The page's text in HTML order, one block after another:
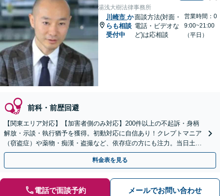
湯浅大樹法律事務所
川崎市 か
らも相談
受付中
面談方法(対面・
電話・ビデオな
ど)は応相談
営業時間：0
9:00~21:00
（平日）
前科・前歴回避
【関東エリア対応】【加害者側のみ対応】200件以上の不起訴・身柄
解放・示談・執行猶予を獲得。初動対応に自信あり！クレプトマニア
（窃盗症）や薬物・痴漢・盗撮など、依存症の方にも注力。当日土日
祝対応可。クリニックと連携し更生・治療までサポート
料金表を見る
電話で面談予約 メールでお問い合わせ